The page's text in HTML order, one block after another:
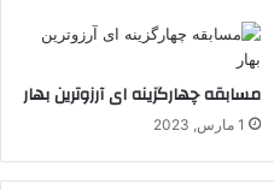
مسابقه چهارگزینه ای آرزوترین بهار
1 مارس, 2023